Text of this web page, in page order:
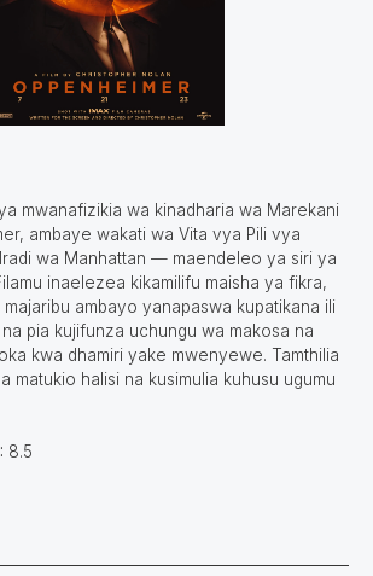
mwanafizikia wa kinadharia wa Marekani
ambaye wakati wa Vita vya Pili vya
wa Manhattan — maendeleo ya siri ya
inaelezea kikamilifu maisha ya fikra,
ambayo yanapaswa kupatikana ili
pia kujifunza uchungu wa makosa na
kwa dhamiri yake mwenyewe. Tamthilia
matukio halisi na kusimulia kuhusu ugumu
8.5